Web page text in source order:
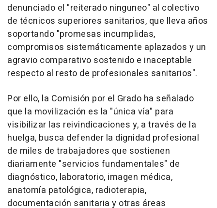
denunciado el "reiterado ninguneo" al colectivo
de técnicos superiores sanitarios, que lleva años
soportando "promesas incumplidas,
compromisos sistemáticamente aplazados y un
agravio comparativo sostenido e inaceptable
respecto al resto de profesionales sanitarios".
Por ello, la Comisión por el Grado ha señalado
que la movilización es la "única vía" para
visibilizar las reivindicaciones y, a través de la
huelga, busca defender la dignidad profesional
de miles de trabajadores que sostienen
diariamente "servicios fundamentales" de
diagnóstico, laboratorio, imagen médica,
anatomía patológica, radioterapia,
documentación sanitaria y otras áreas